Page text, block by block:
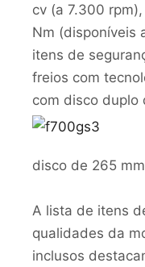
cv (a 7.300
Nm (disponíveis
itens de
freios com
com disco duplo
disco de 265
A lista de itens
qualidades da
inclusos